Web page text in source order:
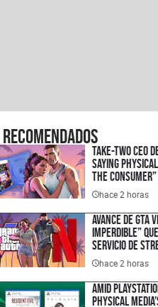
Recomendados
Take-Two CEO
Saying
the Consumer”
hace 2 horas
Avance de
imperdible”
servicio de
hace 2 horas
Amid
Physical